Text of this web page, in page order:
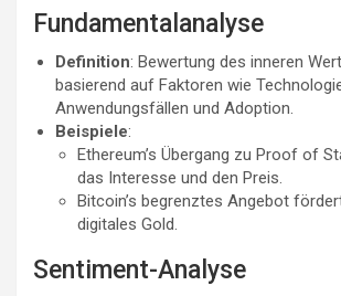
Fundamentalanalyse
Definition: Bewertung des inneren
basierend auf Faktoren wie
Anwendungsfällen und Adoption.
Beispiele:
Ethereum’s Übergang zu Proof of
das Interesse und den Preis.
Bitcoin’s begrenztes Angebot
digitales Gold.
Sentiment-Analyse